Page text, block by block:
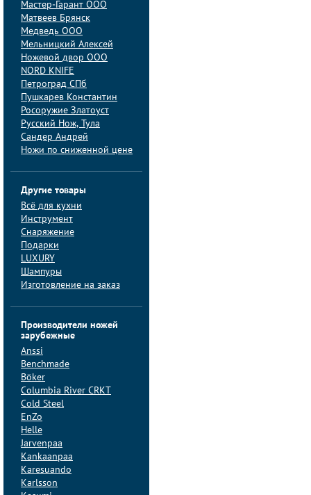
Мастер-Гарант ООО
Матвеев Брянск
Медведь ООО
Мельницкий Алексей
Ножевой двор ООО
NORD KNIFE
Петроград СПб
Пушкарев Константин
Росоружие Златоуст
Русский Нож, Тула
Сандер Андрей
Ножи по сниженной цене
Другие товары
Всё для кухни
Инструмент
Снаряжение
Подарки
LUXURY
Шампуры
Изготовление на заказ
Производители ножей
зарубежные
Anssi
Benchmade
Böker
Columbia River CRKT
Cold Steel
EnZo
Helle
Jarvenpaa
Kankaanpaa
Karesuando
Karlsson